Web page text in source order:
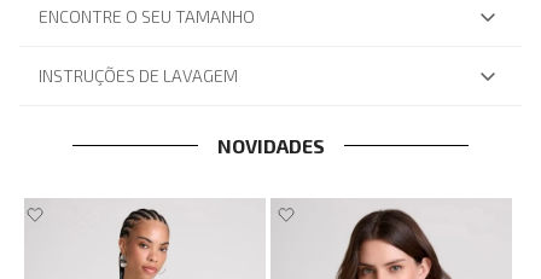
ENCONTRE O SEU TAMANHO
INSTRUÇÕES DE LAVAGEM
NOVIDADES